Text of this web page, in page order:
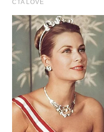
TV
WAHANANEWS
ID
WAHANANEWS
CO ID
WAHANANEWS
NET